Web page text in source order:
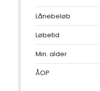
Lånebeløb
Løbetid
Min. alder
ÅOP